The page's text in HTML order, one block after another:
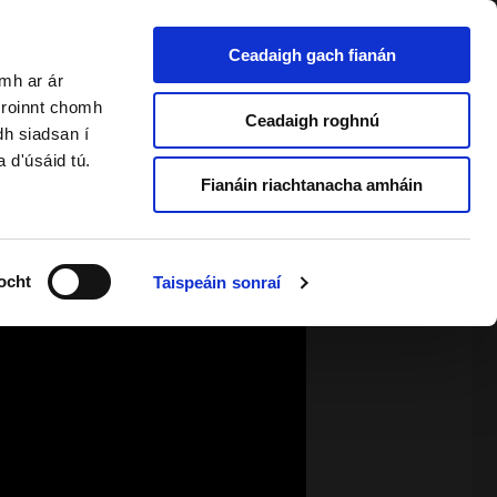
ar ár
chomh
siadsan í
d'úsáid tú.
Taispeáin sonraí
Ceadaigh gach fianán
Ceadaigh roghnú
Fianáin riachtanacha amháin
Foghlaimeoirí Fásta